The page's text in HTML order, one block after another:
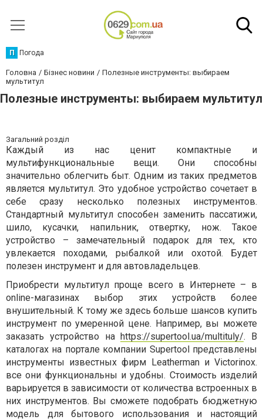
П Погода
Головна Бізнес новини
Полезные инструменты: выбираем
мультитул
Полезные инструменты: выбираем мультитул
Загальний розділ
Каждый из нас ценит компактные и
мультифункциональные вещи. Они способны
значительно облегчить быт. Одним из таких предметов
является мультитул. Это удобное устройство сочетает в
себе сразу несколько полезных инструментов.
Стандартный мультитул способен заменить пассатижи,
шило, кусачки, напильник, отвертку, нож. Такое
устройство – замечательный подарок для тех, кто
увлекается походами, рыбалкой или охотой. Будет
полезен инструмент и для автовладельцев.
Приобрести мультитул проще всего в Интернете – в
online-магазинах выбор этих устройств более
внушительный. К тому же здесь больше шансов купить
инструмент по умеренной цене. Например, вы можете
заказать устройство наhttps://supertool.ua/multituly/. В
каталогах на портале компании Supertool представлены
инструменты известных фирм Leatherman и Victorinox.
все они функциональны и удобны. Стоимость изделий
варьируется в зависимости от количества встроенных в
них инструментов. Вы сможете подобрать бюджетную
модель для бытового использования и настоящий